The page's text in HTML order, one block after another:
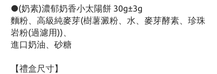
●(奶素)濃郁奶香小太陽餅 30g±3g
麵粉、高級純麥芽(樹薯澱粉、水、 麥芽酵素、珍珠
岩粉(過濾用))、
進口奶油、砂糖
【禮盒尺寸】